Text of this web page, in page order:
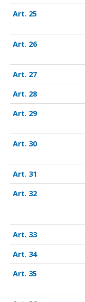
25
26
27
28
29
30
31
32
33
34
35